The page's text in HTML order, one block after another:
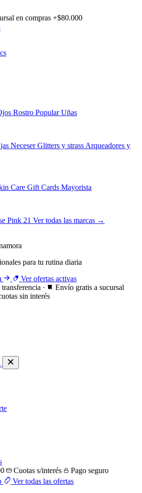
en compras +$80.000
Rostro Popular Uñas
NeceserGlitters y strass Arqueadores y
Care Gift Cards Mayorista
Pink 21 Ver todas las marcas →
para tu rutina diaria
Ver ofertas activas
·
Envío gratis a sucursal
sin interés
Cuotas s/interés
Pago seguro
Ver todas las ofertas